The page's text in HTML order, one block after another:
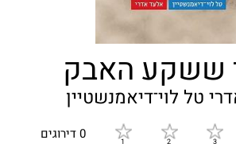
ששקע האבק
טל לוי־דיאמנשטיין
0 דירוגים